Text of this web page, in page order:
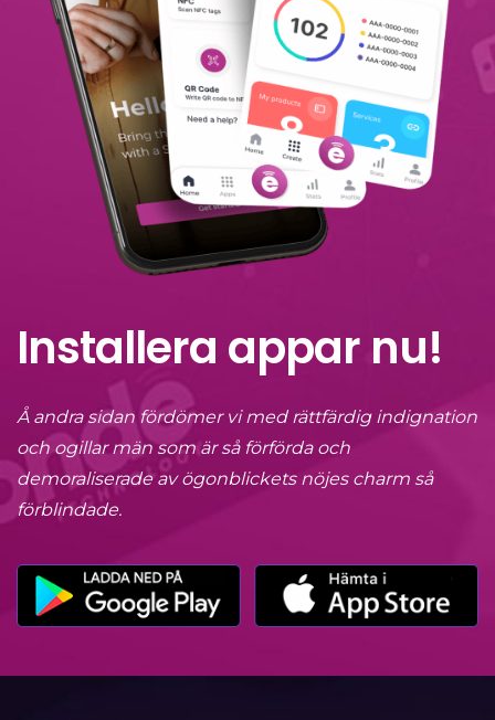
Installera appar nu!
Å andra sidan fördömer vi med rättfärdig indignation
och ogillar män som är så förförda och
demoraliserade av ögonblickets nöjes charm så
förblindade.